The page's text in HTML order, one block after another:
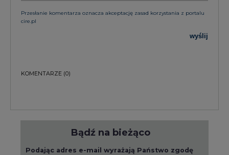
Przesłanie komentarza oznacza akceptację zasad korzystania z portalu
cire.pl
wyślij
KOMENTARZE (0)
Bądź na bieżąco
Podając adres e-mail wyrażają Państwo zgodę